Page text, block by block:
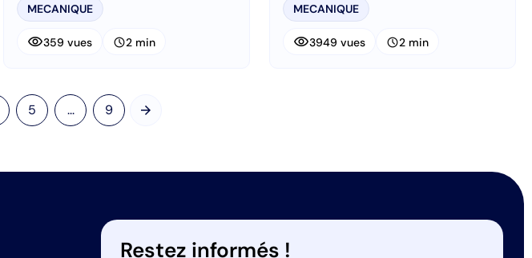
MECANIQUE
visibility359 vues schedule2 min
MECANIQUE
visibility3949 vues schedule2 min
5 ... 9 Suivant
arrow_forward
Restez informés !